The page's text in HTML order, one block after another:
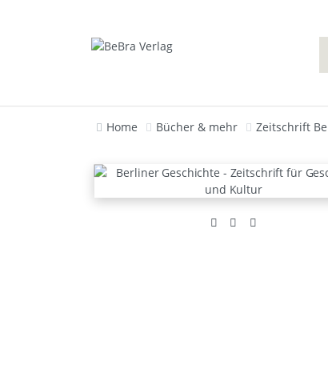
Home Bücher & mehr Zeitschrift